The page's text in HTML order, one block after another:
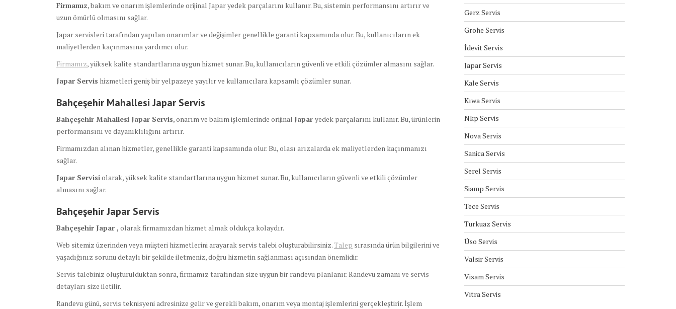
Firmamız, bakım ve onarım işlemlerinde orijinal Japar yedek parçalarını kullanır. Bu, sistemin performansını artırır ve
uzun ömürlü olmasını sağlar.
Japar servisleri tarafından yapılan onarımlar ve değişimler genellikle garanti kapsamında olur. Bu, kullanıcıların ek
maliyetlerden kaçınmasına yardımcı olur.
Firmamız, yüksek kalite standartlarına uygun hizmet sunar. Bu, kullanıcıların güvenli ve etkili çözümler almasını sağlar.
Japar Servis hizmetleri geniş bir yelpazeye yayılır ve kullanıcılara kapsamlı çözümler sunar.
Bahçeşehir Mahallesi Japar Servis
Bahçeşehir Mahallesi Japar Servis, onarım ve bakım işlemlerinde orijinal Japar yedek parçalarını kullanır. Bu, ürünlerin
performansını ve dayanıklılığını artırır.
Firmamızdan alınan hizmetler, genellikle garanti kapsamında olur. Bu, olası arızalarda ek maliyetlerden kaçınmanızı
sağlar.
Japar Servisiolarak, yüksek kalite standartlarına uygun hizmet sunar. Bu, kullanıcıların güvenli ve etkili çözümler
almasını sağlar.
Bahçeşehir Japar Servis
Bahçeşehir Japar , olarak firmamızdan hizmet almak oldukça kolaydır.
Web sitemiz üzerinden veya müşteri hizmetlerini arayarak servis talebi oluşturabilirsiniz.Talep sırasında ürün bilgilerini ve
yaşadığınız sorunu detaylı bir şekilde iletmeniz, doğru hizmetin sağlanması açısından önemlidir.
Servis talebiniz oluşturulduktan sonra, firmamız tarafından size uygun bir randevu planlanır. Randevu zamanı ve servis
detayları size iletilir.
Randevu günü, servis teknisyeni adresinize gelir ve gerekli bakım, onarım veya montaj işlemlerini gerçekleştirir. İşlem
Gerz Servis
Grohe Servis
İdevit Servis
Japar Servis
Kale Servis
Kıwa Servis
Nkp Servis
Nova Servis
Sanica Servis
Serel Servis
Siamp Servis
Tece Servis
Turkuaz Servis
Üso Servis
Valsir Servis
Visam Servis
Vitra Servis